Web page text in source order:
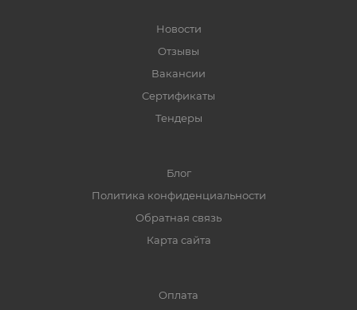
Новости
Отзывы
Вакансии
Сертификаты
Тендеры
Блог
Политика конфиденциальности
Обратная связь
Карта сайта
Оплата